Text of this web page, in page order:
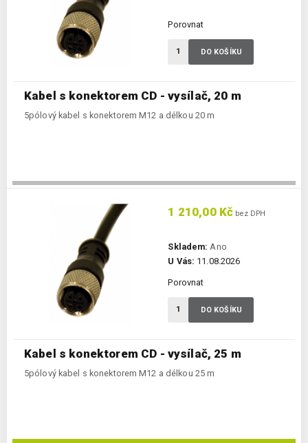
Kabel s konektorem CD - vysílač, 20 m
5pólový kabel s konektorem M12 a délkou 20 m
Porovnat
DO KOŠÍKU
Kabel s konektorem CD - vysílač, 25 m
5pólový kabel s konektorem M12 a délkou 25 m
1 210,00 Kč bez DPH
Skladem: Ano
U Vás: 11.08.2026
Porovnat
DO KOŠÍKU